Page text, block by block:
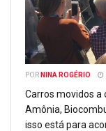
POR NINA ROGÉRIO
Carros movidos a
Amônia,
isso está para